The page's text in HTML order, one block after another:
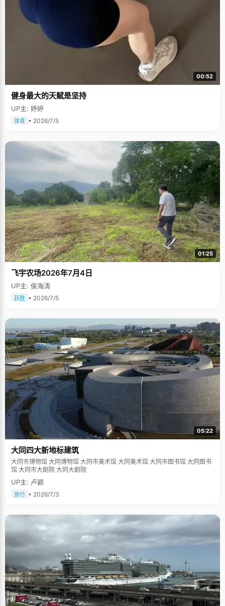
00:52
健身最大的天赋是坚持
UP主: 婷婷
体育 • 2026/7/5
01:25
飞宇农场2026年7月4日
UP主: 侯海涛
跃胜 • 2026/7/5
05:22
大同四大新地标建筑
大同市博物馆 大同博物馆 大同市美术馆 大同美术馆 大同市图书馆 大同图书
馆 大同市大剧院 大同大剧院
UP主: 卢颖
旅行 • 2026/7/3